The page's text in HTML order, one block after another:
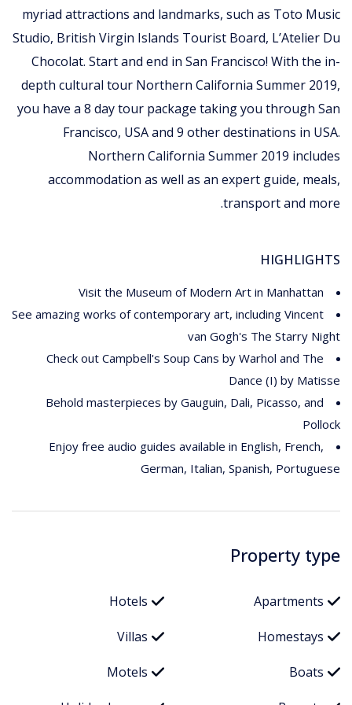
myriad attractions and landmarks, such as Toto Music
Studio, British Virgin Islands Tourist Board, L’Atelier Du
Chocolat. Start and end in San Francisco! With the in-
depth cultural tour Northern California Summer 2019,
you have a 8 day tour package taking you through San
Francisco, USA and 9 other destinations in USA.
Northern California Summer 2019 includes
accommodation as well as an expert guide, meals,
transport and more.
HIGHLIGHTS
Visit the Museum of Modern Art in Manhattan
See amazing works of contemporary art, including Vincent
van Gogh's The Starry Night
Check out Campbell's Soup Cans by Warhol and The
Dance (I) by Matisse
Behold masterpieces by Gauguin, Dali, Picasso, and
Pollock
Enjoy free audio guides available in English, French,
German, Italian, Spanish, Portuguese
Property type
Apartments
Hotels
Homestays
Villas
Boats
Motels